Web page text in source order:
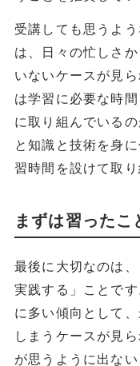
受講しても思うよ
は、日々の忙しさ
いないケースが見
は学習に必要な時
に取り組んでいる
と知識と技術を身
習時間を設けて取り
まずは習ったこ
最後に大切なのは
実践する」ことで
に多い傾向として
しまうケースが見
が思うように出な